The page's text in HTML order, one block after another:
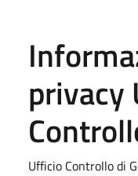
privacy
Ufficio Controllo di